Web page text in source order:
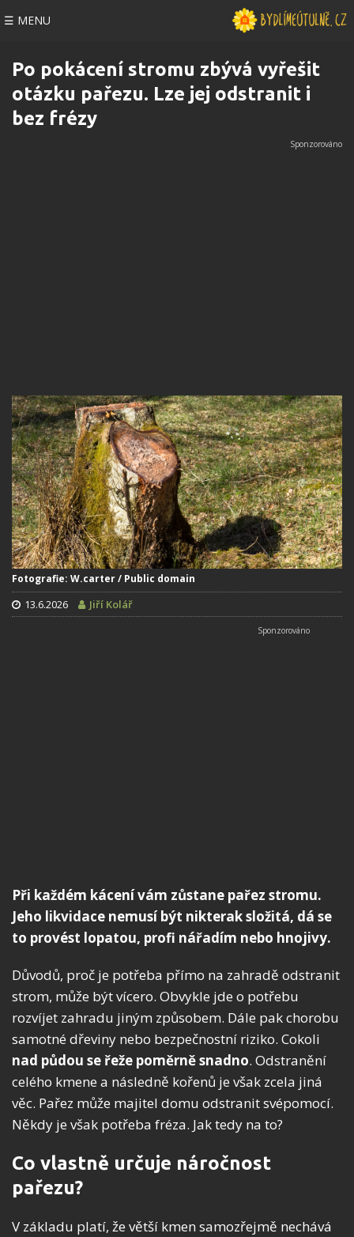
☰ MENU
Po pokácení stromu zbývá vyřešit
otázku pařezu. Lze jej odstranit i
bez frézy
Fotografie: W.carter / Public domain
13.6.2026 Jiří Kolář
Při každém kácení vám zůstane pařez stromu.
Jeho likvidace nemusí být nikterak složitá, dá se
to provést lopatou, profi nářadím nebo hnojivy.
Důvodů, proč je potřeba přímo na zahradě odstranit
strom, může být vícero. Obvykle jde o potřebu
rozvíjet zahradu jiným způsobem. Dále pak chorobu
samotné dřeviny nebo bezpečnostní riziko. Cokoli
nad půdou se řeže poměrně snadno. Odstranění
celého kmene a následně kořenů je však zcela jiná
věc. Pařez může majitel domu odstranit svépomocí.
Někdy je však potřeba fréza. Jak tedy na to?
Co vlastně určuje náročnost
pařezu?
V základu platí, že větší kmen samozřejmě nechává